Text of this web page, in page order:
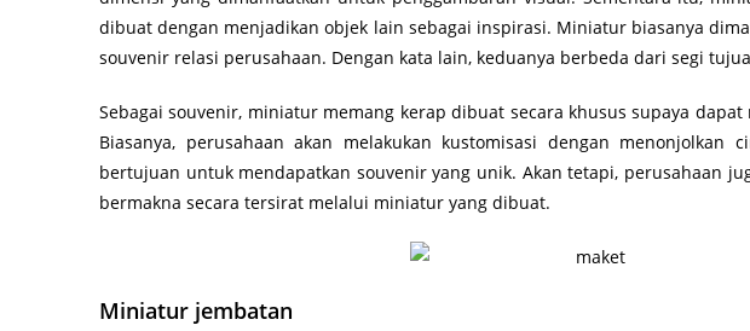
dibuat dengan menjadikan objek lain sebagai inspirasi. Miniatur biasanya
souvenir relasi perusahaan. Dengan kata lain, keduanya berbeda dari segi
Sebagai souvenir, miniatur memang kerap dibuat secara khusus supaya
Biasanya, perusahaan akan melakukan kustomisasi dengan
bertujuan untuk mendapatkan souvenir yang unik. Akan tetapi, perusahaan
bermakna secara tersirat melalui miniatur yang dibuat.
Miniatur jembatan